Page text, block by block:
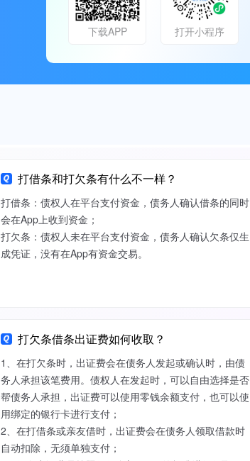
下载APP 打开小程序
打借条和打欠条有什么不一样？
打借条：债权人在平台支付资金，债务人确认借条的同时
会在App上收到资金；
打欠条：债权人未在平台支付资金，债务人确认欠条仅生
成凭证，没有在App有资金交易。
打欠条借条出证费如何收取？
1、在打欠条时，出证费会在债务人发起或确认时，由债
务人承担该笔费用。债权人在发起时，可以自由选择是否
帮债务人承担，出证费可以使用零钱余额支付，也可以使
用绑定的银行卡进行支付；
2、在打借条或亲友借时，出证费会在债务人领取借款时
自动扣除，无须单独支付；